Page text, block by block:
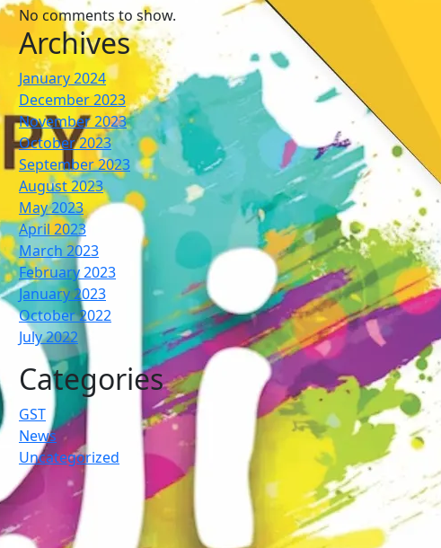
No comments to show.
Archives
January 2024
December 2023
November 2023
October 2023
September 2023
August 2023
May 2023
April 2023
March 2023
February 2023
January 2023
October 2022
July 2022
Categories
GST
News
Uncategorized